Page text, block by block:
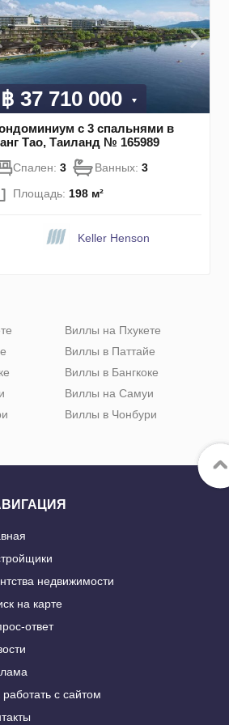
฿ 37 710 000
с 3 спальнями в
Тао, Таиланд № 165989
Спален: 3 Ванных: 3
Площадь: 198 м²
Keller Henson
Виллы на Пхукете
Виллы в Паттайе
Виллы в Бангкоке
Виллы на Самуи
Виллы в Чонбури
недвижимости
на карте
ответ
работать с сайтом